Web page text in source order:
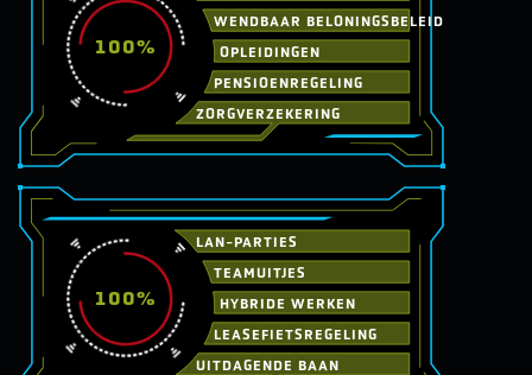
100%
WENDBAAR BELONINGSBELEID
OPLEIDINGEN
PENSIOENREGELING
ZORGVERZEKERING
100%
LAN-PARTIES
TEAMUITJES
HYBRIDE WERKEN
LEASEFIETSREGELING
UITDAGENDE BAAN